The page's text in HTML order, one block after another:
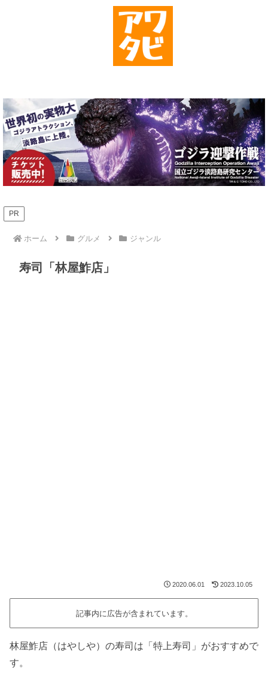
PR
ホーム グルメ ジャンル
寿司「林屋鮓店」
2020.06.01 2023.10.05
記事内に広告が含まれています。
林屋鮓店（はやしや）の寿司は「特上寿司」がおすすめで
す。